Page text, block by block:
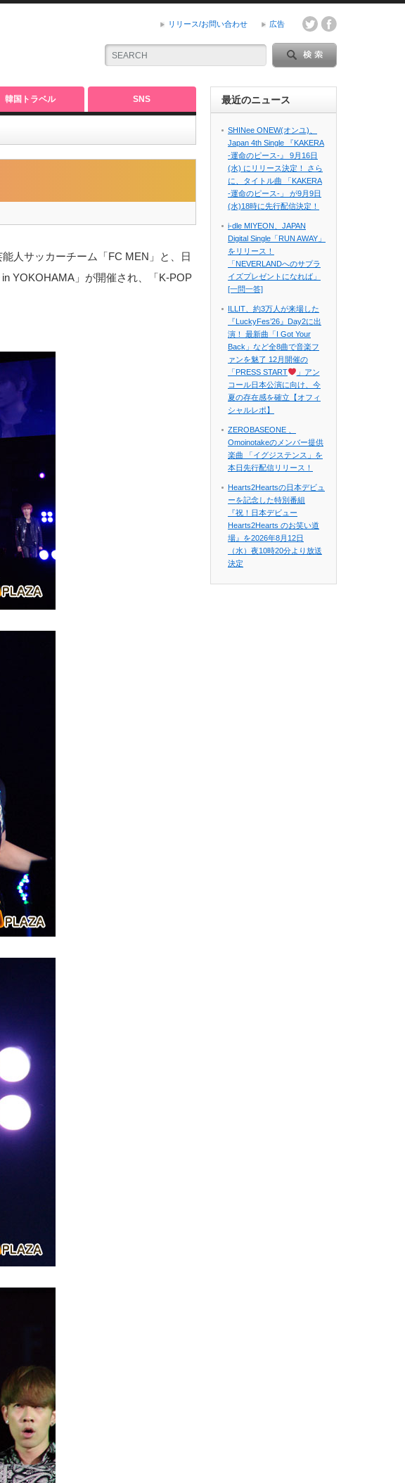
リリース/お問い合わせ 広告
韓国トラベル SNS
人サッカーチーム「FC MEN」と、日
YOKOHAMA」が開催され、「K-POP
最近のニュース
SHINee ONEW(オンユ)、
Japan 4th Single 『KAKERA
-運命のピース-』 9月16日
(水) にリリース決定！ さら
に、タイトル曲 「KAKERA
-運命のピース-」 が9月9日
(水)18時に先行配信決定！
i-dle MIYEON、JAPAN
Digital Single「RUN AWAY」
をリリース！
「NEVERLANDへのサプラ
イズプレゼントになれば」
[一問一答]
ILLIT、約3万人が来場した
『LuckyFes’26』Day2に出
演！ 最新曲「I Got Your
Back」など全8曲で音楽フ
ァンを魅了 12月開催の
「PRESS START
」アン
コール日本公演に向け、今
夏の存在感を確立【オフィ
シャルレポ】
ZEROBASEONE 、
Omoinotakeのメンバー提供
楽曲 「イグジステンス」を
本日先行配信リリース！
Hearts2Heartsの日本デビュ
ーを記念した特別番組
『祝！日本デビュー
Hearts2Hearts のお笑い道
場』を2026年8月12日
（水）夜10時20分より放送
決定